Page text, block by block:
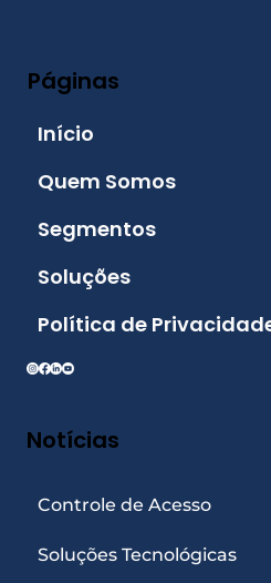
Páginas
Início
Quem Somos
Segmentos
Soluções
Política de
Notícias
Controle de Acesso
Soluções Tecnológicas